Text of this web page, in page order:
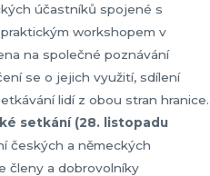
účastníků spojené s
workshopem v
na společné poznávání
se o jejich využití, sdílení
lidí z obou stran hranice.
setkání (28. listopadu
českých a německých
členy a dobrovolníky